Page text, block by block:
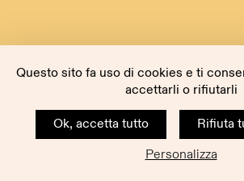
Questo sito fa uso di cookies e ti
accettarli o rifiutarli
Ok, accetta tutto
Rifiuta
Personalizza